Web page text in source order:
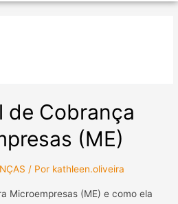
de Cobrança
(ME)
/ Por kathleen.oliveira
Microempresas (ME) e como ela